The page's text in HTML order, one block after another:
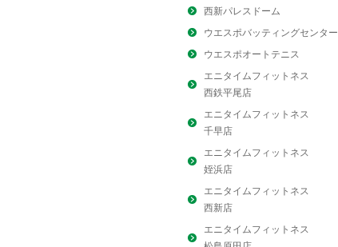
西新パレスドーム
ウエスポバッティングセンター
ウエスポオートテニス
エニタイムフィットネス
西鉄平尾店
エニタイムフィットネス
千早店
エニタイムフィットネス
姪浜店
エニタイムフィットネス
西新店
エニタイムフィットネス